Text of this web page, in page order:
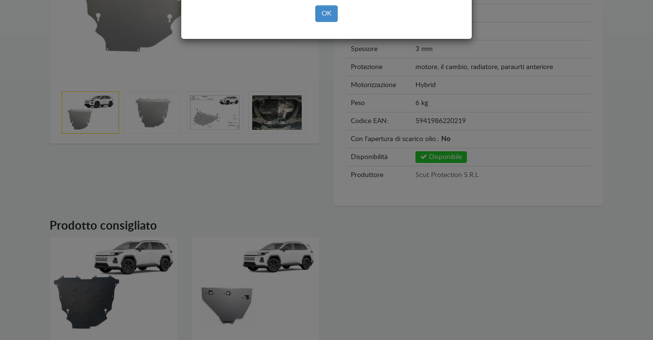
Spessore 3 mm
Protezione motore, il cambio, radiatore, paraurti anteriore
Motorizzazione Hybrid
Peso 6 kg
Codice EAN: 5941986220219
Con l'apertura di scarico olio.: No
Disponibilità Disponibile
Produttore Scut Protection S.R.L
Prodotto consigliato
OK